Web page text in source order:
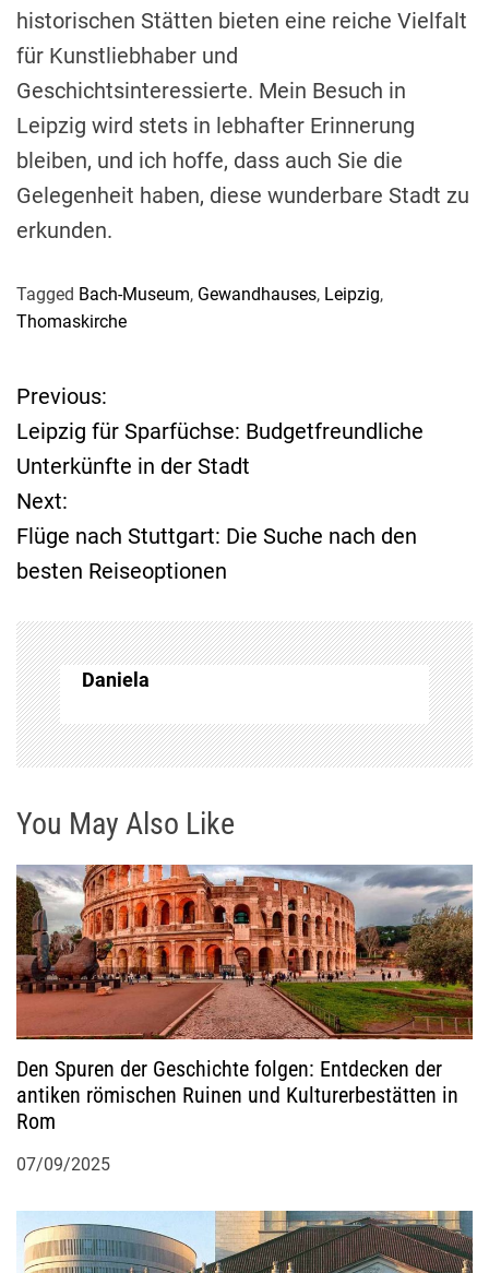
historischen Stätten bieten eine reiche Vielfalt
für Kunstliebhaber und
Geschichtsinteressierte. Mein Besuch in
Leipzig wird stets in lebhafter Erinnerung
bleiben, und ich hoffe, dass auch Sie die
Gelegenheit haben, diese wunderbare Stadt zu
erkunden.
Tagged Bach-Museum, Gewandhauses, Leipzig,
Thomaskirche
B
e
i
t
r
a
g
s
n
a
v
i
g
a
t
o
Previous:
Leipzig für Sparfüchse: Budgetfreundliche
Unterkünfte in der Stadt
Next:
Flüge nach Stuttgart: Die Suche nach den
besten Reiseoptionen
Daniela
You May Also Like
Den Spuren der Geschichte folgen: Entdecken der
antiken römischen Ruinen und Kulturerbestätten in
Rom
07/09/2025